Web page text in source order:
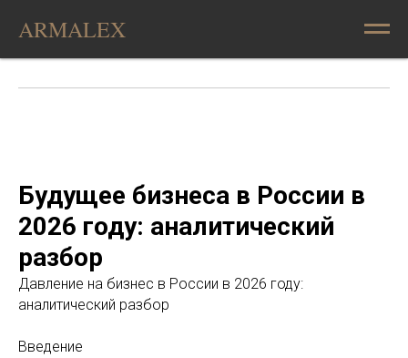
ARMALEX
Будущее бизнеса в России в
2026 году: аналитический
разбор
Давление на бизнес в России в 2026 году:
аналитический разбор
Введение